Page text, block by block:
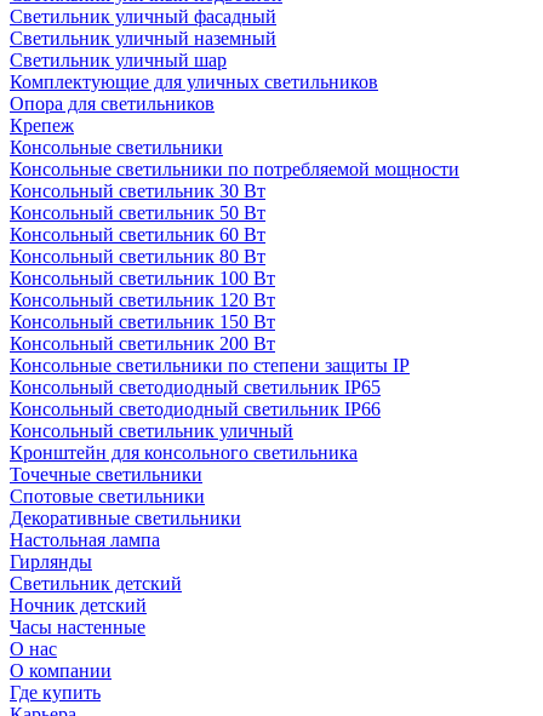
Светильник уличный фасадный
Светильник уличный наземный
Cветильник уличный шар
Комплектующие для уличных светильников
Опора для светильников
Крепеж
Консольные светильники
Консольные светильники по потребляемой мощности
Консольный светильник 30 Вт
Консольный светильник 50 Вт
Консольный светильник 60 Вт
Консольный светильник 80 Вт
Консольный светильник 100 Вт
Консольный светильник 120 Вт
Консольный светильник 150 Вт
Консольный светильник 200 Вт
Консольные светильники по степени защиты IP
Консольный светодиодный светильник IP65
Консольный светодиодный светильник IP66
Консольный светильник уличный
Кронштейн для консольного светильника
Точечные светильники
Спотовые светильники
Декоративные светильники
Настольная лампа
Гирлянды
Светильник детский
Ночник детский
Часы настенные
О нас
О компании
Где купить